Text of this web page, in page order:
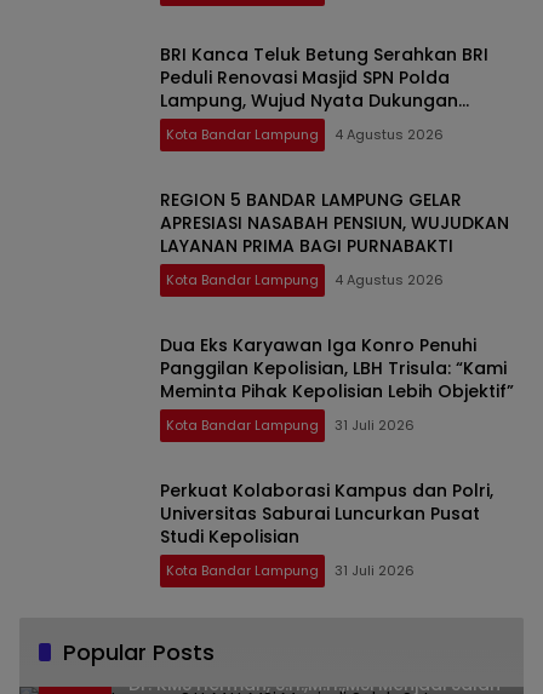
BRI Kanca Teluk Betung Serahkan BRI
Peduli Renovasi Masjid SPN Polda
Lampung, Wujud Nyata Dukungan
terhadap Sarana Ibadah
Kota Bandar Lampung 4 Agustus 2026
REGION 5 BANDAR LAMPUNG GELAR
APRESIASI NASABAH PENSIUN, WUJUDKAN
LAYANAN PRIMA BAGI PURNABAKTI
Kota Bandar Lampung 4 Agustus 2026
Dua Eks Karyawan Iga Konro Penuhi
Panggilan Kepolisian, LBH Trisula: “Kami
Meminta Pihak Kepolisian Lebih Objektif”
Kota Bandar Lampung 31 Juli 2026
Perkuat Kolaborasi Kampus dan Polri,
Universitas Saburai Luncurkan Pusat
Studi Kepolisian
Kota Bandar Lampung 31 Juli 2026
Popular Posts
Dr. KMS Herman, S.H.,M.H.,MSi Menjadi Salah